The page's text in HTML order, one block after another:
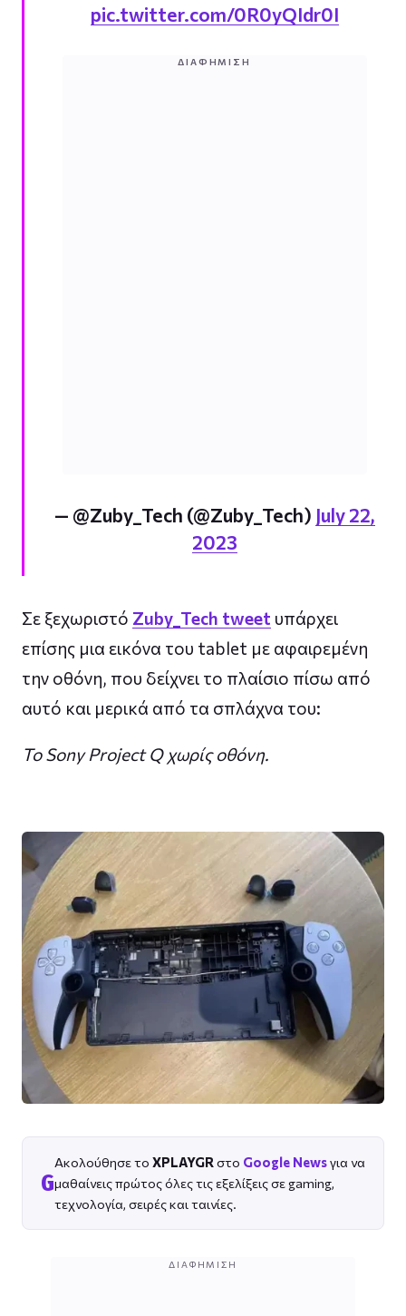
pic.twitter.com/0R0yQIdr0I
ΔΙΑΦΉΜΙΣΗ
— @Zuby_Tech (@Zuby_Tech) July 22,
2023
Σε ξεχωριστό Zuby_Tech tweet υπάρχει
επίσης μια εικόνα του tablet με αφαιρεμένη
την οθόνη, που δείχνει το πλαίσιο πίσω από
αυτό και μερικά από τα σπλάχνα του:
Το Sony Project Q χωρίς οθόνη.
G
Ακολούθησε το XPLAYGR στο Google Newsγια να
μαθαίνεις πρώτος όλες τις εξελίξεις σε gaming,
τεχνολογία, σειρές και ταινίες.
ΔΙΑΦΉΜΙΣΗ